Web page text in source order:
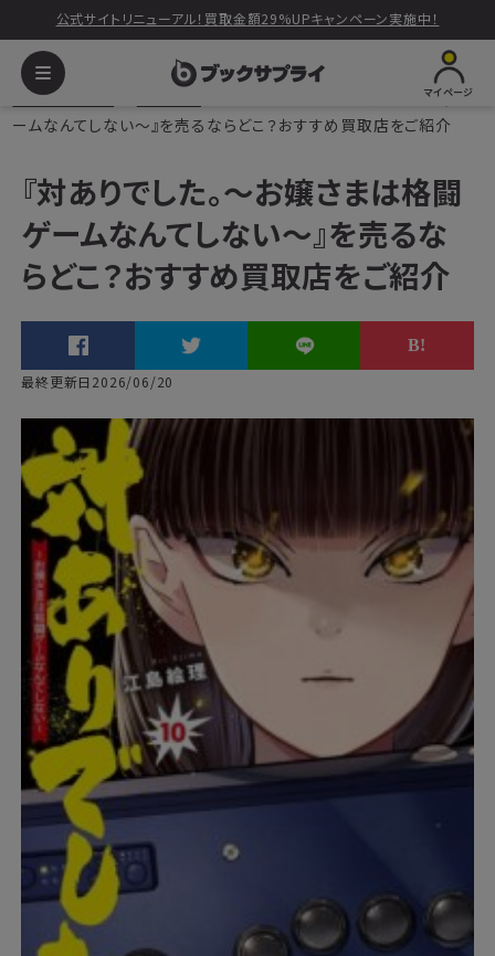
公式サイトリニューアル！買取金額29%UPキャンペーン実施中！
マイページ
ブックサプライ
『対ありでした。～お嬢さまは格闘ゲ
ームなんてしない～』を売るならどこ？おすすめ買取店をご紹介
『対ありでした。～お嬢さまは格闘
ゲームなんてしない～』を売るな
らどこ？おすすめ買取店をご紹介
最終更新日2026/06/20